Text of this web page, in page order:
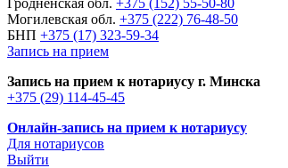
Гродненская обл. +375 (152) 55-50-80
Могилевская обл. +375 (222) 76-48-50
БНП +375 (17) 323-59-34
Запись на прием
Запись на прием к нотариусу г. Минска
+375 (29) 114-45-45
Онлайн-запись на прием к нотариусу
Для нотариусов
Выйти